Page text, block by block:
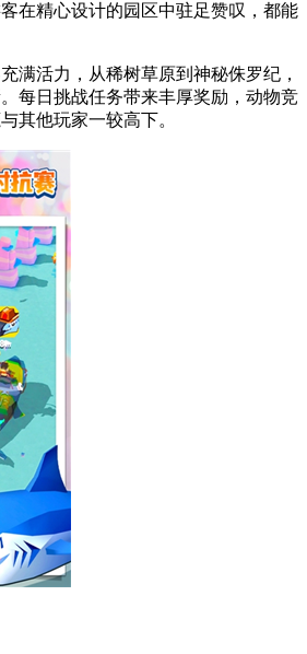
在精心设计的园区中驻足赞叹，都能
满活力，从稀树草原到神秘侏罗纪，
每日挑战任务带来丰厚奖励，动物竞
其他玩家一较高下。